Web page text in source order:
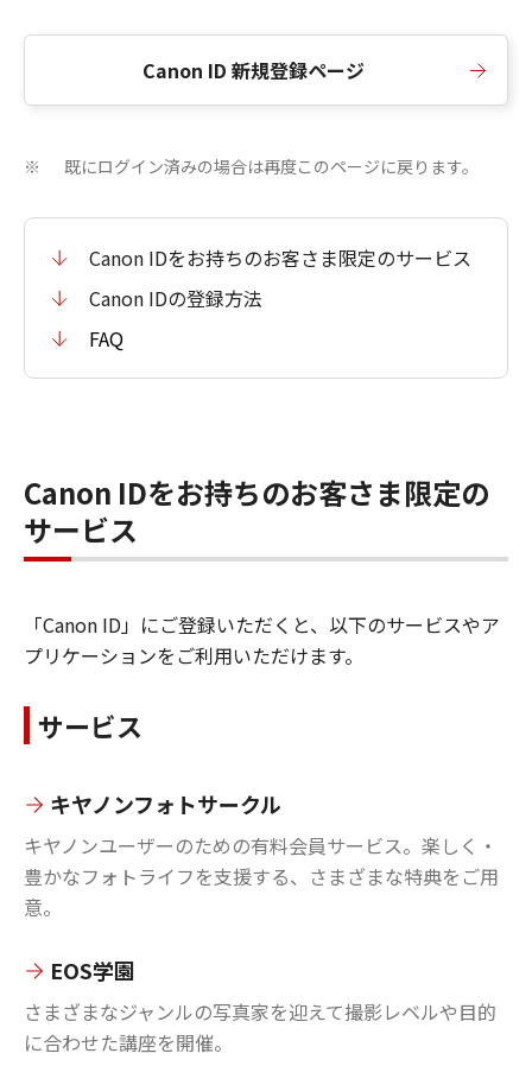
Canon ID 新規登録ページ
※ 既にログイン済みの場合は再度このページに戻ります。
Canon IDをお持ちのお客さま限定のサービス
Canon IDの登録方法
FAQ
Canon IDをお持ちのお客さま限定の
サービス
「Canon ID」にご登録いただくと、以下のサービスやア
プリケーションをご利用いただけます。
サービス
キヤノンフォトサークル
キヤノンユーザーのための有料会員サービス。楽しく・
豊かなフォトライフを支援する、さまざまな特典をご用
意。
EOS学園
さまざまなジャンルの写真家を迎えて撮影レベルや目的
に合わせた講座を開催。